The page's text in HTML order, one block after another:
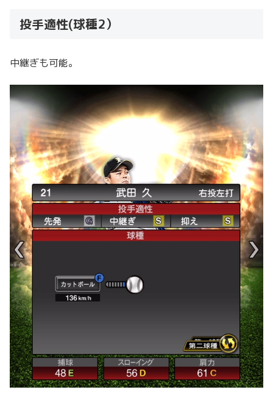
投手適性(球種2）
中継ぎも可能。